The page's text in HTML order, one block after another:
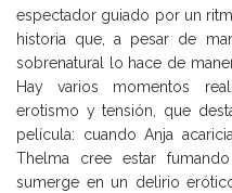
espectador guiado por un
historia que, a pesar de
sobrenatural lo hace de
Hay varios momentos
erotismo y tensión, que
película: cuando Anja
Thelma cree estar
sumerge en un delirio